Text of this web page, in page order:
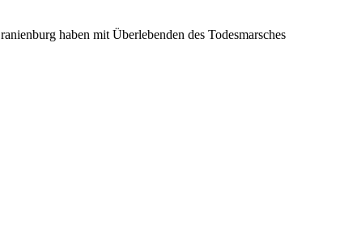
haben mit Überlebenden des Todesmarsches